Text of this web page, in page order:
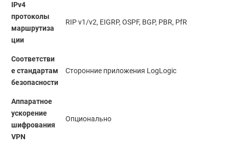
IPv4
протоколы
маршрутиза
ции
RIP v1/v2, EIGRP, OSPF, BGP, PBR, PfR
Соответстви
е стандартам
безопасности
Сторонние приложения LogLogic
Аппаратное
ускорение
шифрования
VPN
Опционально